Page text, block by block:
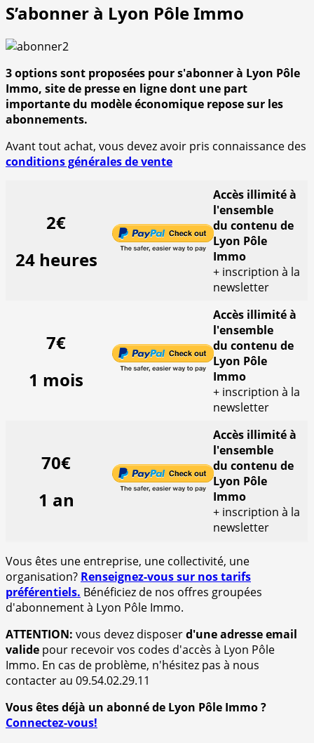
S’abonner à Lyon Pôle Immo
3 options sont proposées pour s'abonner à Lyon Pôle
Immo, site de presse en ligne dont une part
importante du modèle économique repose sur les
abonnements.
Avant tout achat, vous devez avoir pris connaissance des
conditions générales de vente
2€
24 heures
Accès illimité à
l'ensemble
du contenu de
Lyon Pôle
Immo
+ inscription à la
newsletter
7€
1 mois
Accès illimité à
l'ensemble
du contenu de
Lyon Pôle
Immo
+ inscription à la
newsletter
70€
1 an
Accès illimité à
l'ensemble
du contenu de
Lyon Pôle
Immo
+ inscription à la
newsletter
Vous êtes une entreprise, une collectivité, une
organisation? Renseignez-vous sur nos tarifs
préférentiels. Bénéficiez de nos offres groupées
d'abonnement à Lyon Pôle Immo.
ATTENTION: vous devez disposerd'une adresse email
valide pour recevoir vos codes d'accès à Lyon Pôle
Immo. En cas de problème, n'hésitez pas à nous
contacter au 09.54.02.29.11
Vous êtes déjà un abonné de Lyon Pôle Immo ?
Connectez-vous!